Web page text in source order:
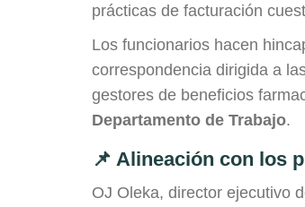
prácticas de facturación
Los funcionarios hacen
correspondencia dirigida a
gestores de beneficios
Departamento de Trabajo.
📌 Alineación con los
OJ Oleka, director ejecutivo